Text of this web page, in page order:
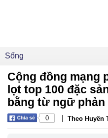
Sống
Cộng đồng mạng
lọt top 100 đặc
bằng từ ngữ phản
0 | Theo Huyền